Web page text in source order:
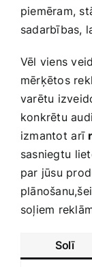
piemēram,
sadarbības,
Vēl viens
mērķētos
varētu
konkrētu
izmantot⁤ arī
sasniegtu⁣
par ‌jūsu
soļiem
Solī